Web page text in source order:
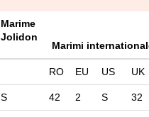
Marime
Jolidon
Marimi
RO EU US UK
S 42 2 S 32